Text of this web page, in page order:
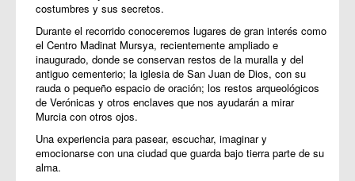
costumbres y sus secretos.
Durante el recorrido conoceremos lugares de gran interés como
el Centro Madinat Mursya, recientemente ampliado e
inaugurado, donde se conservan restos de la muralla y del
antiguo cementerio; la iglesia de San Juan de Dios, con su
rauda o pequeño espacio de oración; los restos arqueológicos
de Verónicas y otros enclaves que nos ayudarán a mirar
Murcia con otros ojos.
Una experiencia para pasear, escuchar, imaginar y
emocionarse con una ciudad que guarda bajo tierra parte de su
alma.